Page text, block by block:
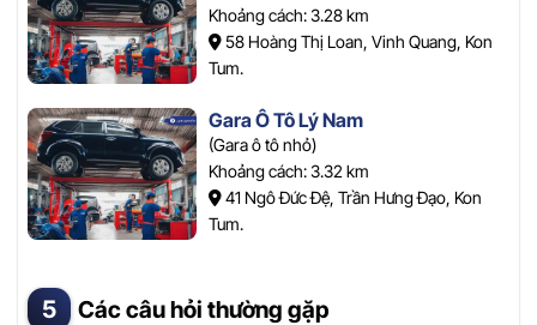
Khoảng cách: 3.28 km
58 Hoàng Thị Loan, Vinh Quang, Kon
Tum.
Gara Ô Tô Lý Nam
(Gara ô tô nhỏ)
Khoảng cách: 3.32 km
41 Ngô Đức Đệ, Trần Hưng Đạo, Kon
Tum.
Các câu hỏi thường gặp